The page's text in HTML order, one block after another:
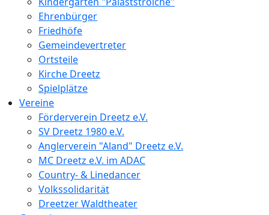
Ehrenbürger
Friedhöfe
Gemeindevertreter
Ortsteile
Kirche Dreetz
Spielplätze
Vereine
Förderverein Dreetz e.V.
SV Dreetz 1980 e.V.
Anglerverein "Aland" Dreetz e.V.
MC Dreetz e.V. im ADAC
Country- & Linedancer
Volkssolidarität
Dreetzer Waldtheater